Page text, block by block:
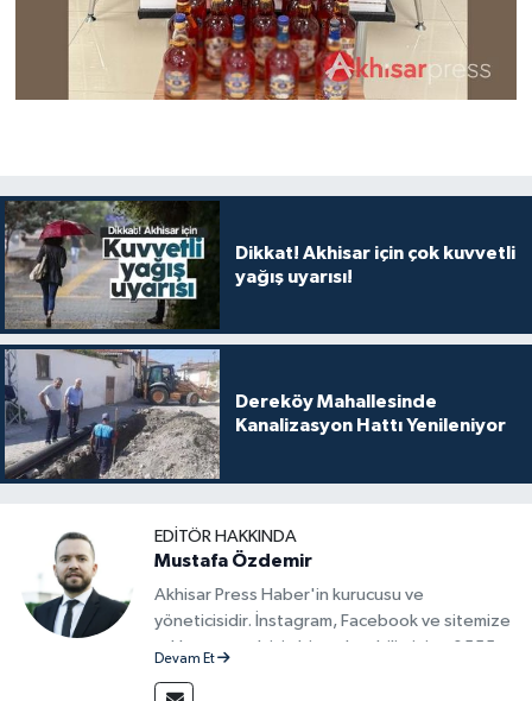
Dikkat! Akhisar için çok kuvvetli
yağış uyarısı!
Dereköy Mahallesinde
Kanalizasyon Hattı Yenileniyor
EDITÖR HAKKINDA
Mustafa Özdemir
Akhisar Press Haber'in kurucusu ve
yöneticisidir. İnstagram, Facebook ve sitemize
reklam vermek için bize ulaşabilirsiniz - 0555
Devam Et